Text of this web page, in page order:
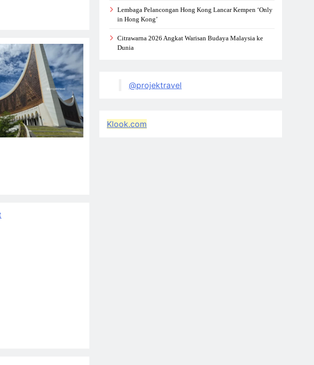
Lembaga Pelancongan Hong Kong Lancar Kempen ‘Only
in Hong Kong’
Citrawarna 2026 Angkat Warisan Budaya Malaysia ke
Dunia
@projektravel
Klook.com